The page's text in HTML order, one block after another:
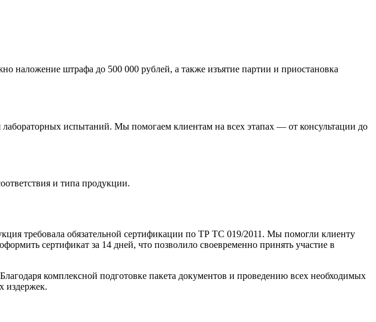
наложение штрафа до 500 000 рублей, а также изъятие партии и приостановка
испытаний. Мы помогаем клиентам на всех этапах — от консультации до
и типа продукции.
требовала обязательной сертификации по ТР ТС 019/2011. Мы помогли клиенту
сертификат за 14 дней, что позволило своевременно принять участие в
комплексной подготовке пакета документов и проведению всех необходимых
издержек.